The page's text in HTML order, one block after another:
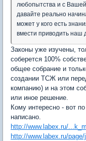
любопытства и с
давайте реально
может у кого есть
вмести приводить наш
Законы уже изучены,
соберется 100%
общее собрание и
создании ТСЖ или
компанию) и на этом
или иное решение.
Кому интересно - вот
написано.
http://www.labex.ru/
http://www.labex.ru/